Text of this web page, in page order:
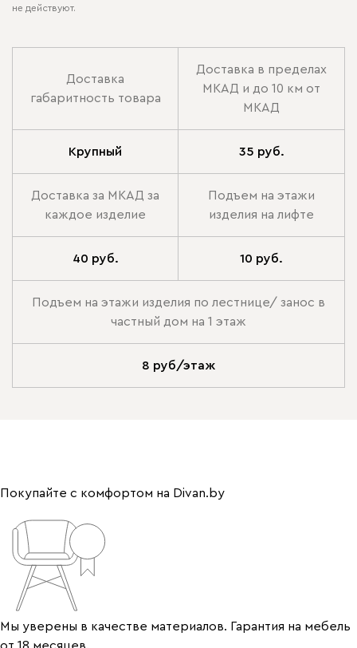
не действуют.
Доставка
габаритность товара
Доставка в пределах
МКАД и до 10 км от
МКАД
Крупный 35 руб.
Доставка за МКАД за
каждое изделие
Подъем на этажи
изделия на лифте
40 руб. 10 руб.
Подъем на этажи изделия по лестнице/ занос в
частный дом на 1 этаж
8 руб/этаж
Покупайте с комфортом на Divan.by
Мы уверены в качестве материалов. Гарантия на мебель